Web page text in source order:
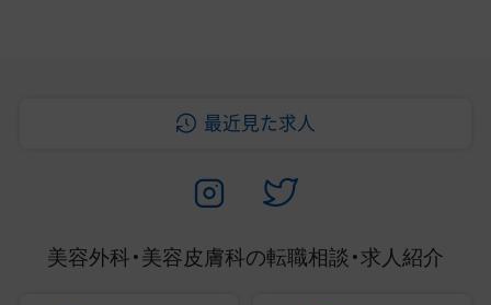
最近見た求人
美容外科・美容皮膚科の転職相談・求人紹介